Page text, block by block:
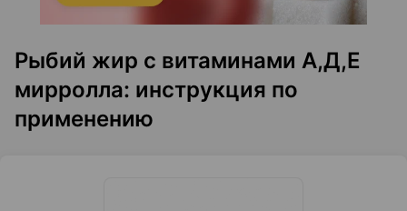
Рыбий жир с витаминами А,Д,E
мирролла: инструкция по
применению